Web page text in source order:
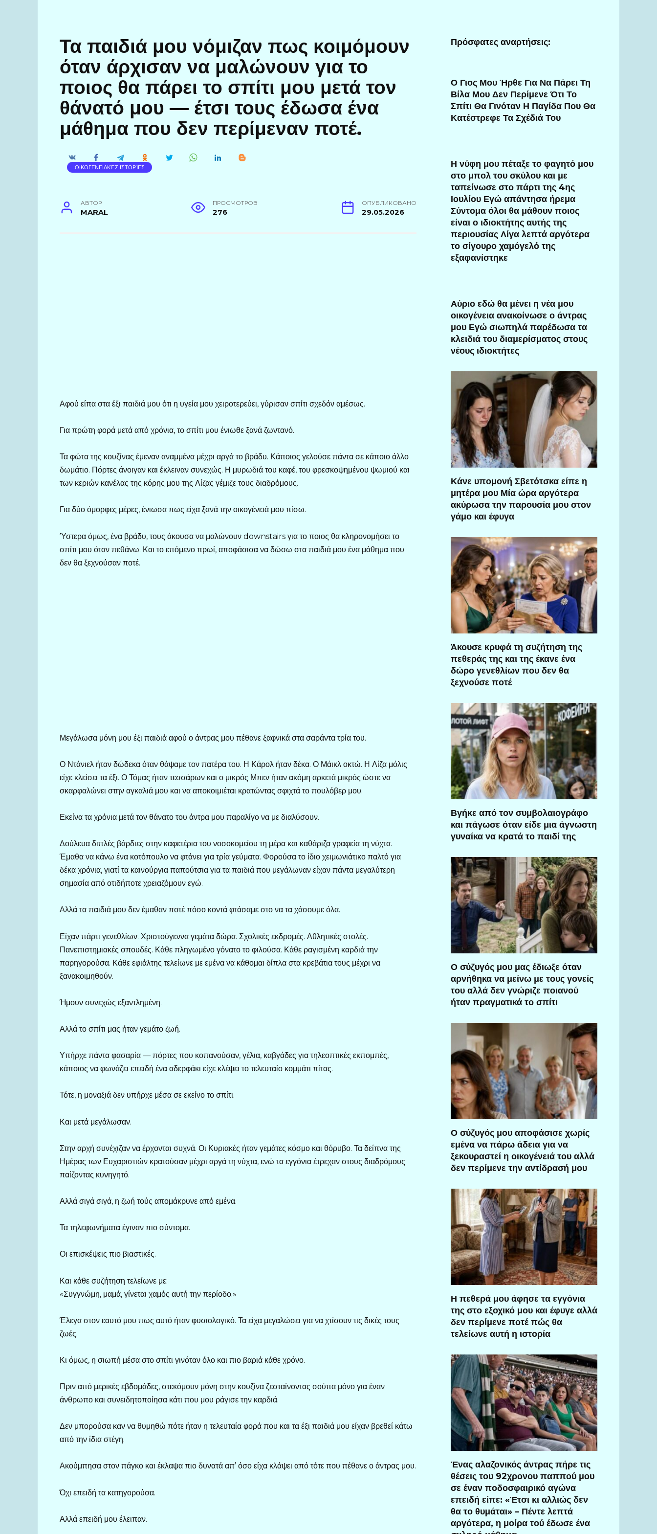
Τα παιδιά μου νόμιζαν πως κοιμόμουν
όταν άρχισαν να μαλώνουν για το
ποιος θα πάρει το σπίτι μου μετά τον
θάνατό μου — έτσι τους έδωσα ένα
μάθημα που δεν περίμεναν ποτέ.
ΟΙΚΟΓΕΝΕΙΑΚΈΣ ΙΣΤΟΡΊΕΣ
АВТОР
MARAL
ПРОСМОТРОВ
276
ОПУБЛИКОВАНО
29.05.2026
Αφού είπα στα έξι παιδιά μου ότι η υγεία μου χειροτερεύει, γύρισαν σπίτι σχεδόν αμέσως.
Για πρώτη φορά μετά από χρόνια, το σπίτι μου ένιωθε ξανά ζωντανό.
Τα φώτα της κουζίνας έμεναν αναμμένα μέχρι αργά το βράδυ. Κάποιος γελούσε πάντα σε κάποιο άλλο
δωμάτιο. Πόρτες άνοιγαν και έκλειναν συνεχώς. Η μυρωδιά του καφέ, του φρεσκοψημένου ψωμιού και
των κεριών κανέλας της κόρης μου της Λίζας γέμιζε τους διαδρόμους.
Για δύο όμορφες μέρες, ένιωσα πως είχα ξανά την οικογένειά μου πίσω.
Ύστερα όμως, ένα βράδυ, τους άκουσα να μαλώνουν downstairs για το ποιος θα κληρονομήσει το
σπίτι μου όταν πεθάνω. Και το επόμενο πρωί, αποφάσισα να δώσω στα παιδιά μου ένα μάθημα που
δεν θα ξεχνούσαν ποτέ.
Μεγάλωσα μόνη μου έξι παιδιά αφού ο άντρας μου πέθανε ξαφνικά στα σαράντα τρία του.
Ο Ντάνιελ ήταν δώδεκα όταν θάψαμε τον πατέρα του. Η Κάρολ ήταν δέκα. Ο Μάικλ οκτώ. Η Λίζα μόλις
είχε κλείσει τα έξι. Ο Τόμας ήταν τεσσάρων και ο μικρός Μπεν ήταν ακόμη αρκετά μικρός ώστε να
σκαρφαλώνει στην αγκαλιά μου και να αποκοιμιέται κρατώντας σφιχτά το πουλόβερ μου.
Εκείνα τα χρόνια μετά τον θάνατο του άντρα μου παραλίγο να με διαλύσουν.
Δούλευα διπλές βάρδιες στην καφετέρια του νοσοκομείου τη μέρα και καθάριζα γραφεία τη νύχτα.
Έμαθα να κάνω ένα κοτόπουλο να φτάνει για τρία γεύματα. Φορούσα το ίδιο χειμωνιάτικο παλτό για
δέκα χρόνια, γιατί τα καινούργια παπούτσια για τα παιδιά που μεγάλωναν είχαν πάντα μεγαλύτερη
σημασία από οτιδήποτε χρειαζόμουν εγώ.
Αλλά τα παιδιά μου δεν έμαθαν ποτέ πόσο κοντά φτάσαμε στο να τα χάσουμε όλα.
Είχαν πάρτι γενεθλίων. Χριστούγεννα γεμάτα δώρα. Σχολικές εκδρομές. Αθλητικές στολές.
Πανεπιστημιακές σπουδές. Κάθε πληγωμένο γόνατο το φιλούσα. Κάθε ραγισμένη καρδιά την
παρηγορούσα. Κάθε εφιάλτης τελείωνε με εμένα να κάθομαι δίπλα στα κρεβάτια τους μέχρι να
ξανακοιμηθούν.
Ήμουν συνεχώς εξαντλημένη.
Αλλά το σπίτι μας ήταν γεμάτο ζωή.
Υπήρχε πάντα φασαρία — πόρτες που κοπανούσαν, γέλια, καβγάδες για τηλεοπτικές εκπομπές,
κάποιος να φωνάζει επειδή ένα αδερφάκι είχε κλέψει το τελευταίο κομμάτι πίτας.
Τότε, η μοναξιά δεν υπήρχε μέσα σε εκείνο το σπίτι.
Και μετά μεγάλωσαν.
Στην αρχή συνέχιζαν να έρχονται συχνά. Οι Κυριακές ήταν γεμάτες κόσμο και θόρυβο. Τα δείπνα της
Ημέρας των Ευχαριστιών κρατούσαν μέχρι αργά τη νύχτα, ενώ τα εγγόνια έτρεχαν στους διαδρόμους
παίζοντας κυνηγητό.
Αλλά σιγά σιγά, η ζωή τούς απομάκρυνε από εμένα.
Τα τηλεφωνήματα έγιναν πιο σύντομα.
Οι επισκέψεις πιο βιαστικές.
Και κάθε συζήτηση τελείωνε με:
«Συγγνώμη, μαμά, γίνεται χαμός αυτή την περίοδο.»
Έλεγα στον εαυτό μου πως αυτό ήταν φυσιολογικό. Τα είχα μεγαλώσει για να χτίσουν τις δικές τους
ζωές.
Κι όμως, η σιωπή μέσα στο σπίτι γινόταν όλο και πιο βαριά κάθε χρόνο.
Πριν από μερικές εβδομάδες, στεκόμουν μόνη στην κουζίνα ζεσταίνοντας σούπα μόνο για έναν
άνθρωπο και συνειδητοποίησα κάτι που μου ράγισε την καρδιά.
Δεν μπορούσα καν να θυμηθώ πότε ήταν η τελευταία φορά που και τα έξι παιδιά μου είχαν βρεθεί κάτω
από την ίδια στέγη.
Ακούμπησα στον πάγκο και έκλαψα πιο δυνατά απ’ όσο είχα κλάψει από τότε που πέθανε ο άντρας μου.
Όχι επειδή τα κατηγορούσα.
Αλλά επειδή μου έλειπαν.
Πρόσφατες αναρτήσεις:
Ο Γιος Μου Ήρθε Για Να Πάρει Τη
Βίλα Μου Δεν Περίμενε Ότι Το
Σπίτι Θα Γινόταν Η Παγίδα Που Θα
Κατέστρεφε Τα Σχέδιά Του
Η νύφη μου πέταξε το φαγητό μου
στο μπολ του σκύλου και με
ταπείνωσε στο πάρτι της 4ης
Ιουλίου Εγώ απάντησα ήρεμα
Σύντομα όλοι θα μάθουν ποιος
είναι ο ιδιοκτήτης αυτής της
περιουσίας Λίγα λεπτά αργότερα
το σίγουρο χαμόγελό της
εξαφανίστηκε
Αύριο εδώ θα μένει η νέα μου
οικογένεια ανακοίνωσε ο άντρας
μου Εγώ σιωπηλά παρέδωσα τα
κλειδιά του διαμερίσματος στους
νέους ιδιοκτήτες
Κάνε υπομονή Σβετότσκα είπε η
μητέρα μου Μία ώρα αργότερα
ακύρωσα την παρουσία μου στον
γάμο και έφυγα
Άκουσε κρυφά τη συζήτηση της
πεθεράς της και της έκανε ένα
δώρο γενεθλίων που δεν θα
ξεχνούσε ποτέ
Βγήκε από τον συμβολαιογράφο
και πάγωσε όταν είδε μια άγνωστη
γυναίκα να κρατά το παιδί της
Ο σύζυγός μου μας έδιωξε όταν
αρνήθηκα να μείνω με τους γονείς
του αλλά δεν γνώριζε ποιανού
ήταν πραγματικά το σπίτι
Ο σύζυγός μου αποφάσισε χωρίς
εμένα να πάρω άδεια για να
ξεκουραστεί η οικογένειά του αλλά
δεν περίμενε την αντίδρασή μου
Η πεθερά μου άφησε τα εγγόνια
της στο εξοχικό μου και έφυγε αλλά
δεν περίμενε ποτέ πώς θα
τελείωνε αυτή η ιστορία
Ένας αλαζονικός άντρας πήρε τις
θέσεις του 92χρονου παππού μου
σε έναν ποδοσφαιρικό αγώνα
επειδή είπε: «Έτσι κι αλλιώς δεν
θα το θυμάται» – Πέντε λεπτά
αργότερα, η μοίρα τού έδωσε ένα